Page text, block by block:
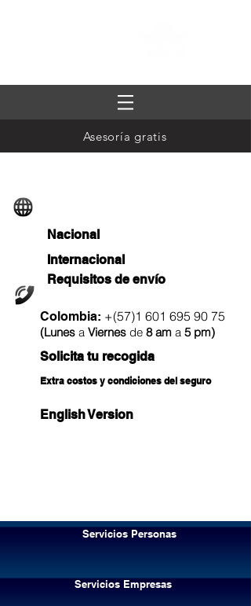
Asesoría gratis
Nacional
Internacional
Requisitos de envío
Colombia: +(57)1 601 695 90 75
(Lunes a Viernes de 8 am a 5 pm)
Solicita tu recogida
Extra costos y condiciones del seguro
English Version
Servicios Personas
Servicios Empresas